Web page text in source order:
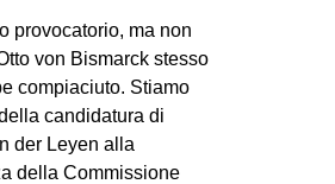
MOBILITAZIONI
SPAZI
POPOLARE
MOVIMENTI
provocatorio, ma non
von Bismarck stesso
compiaciuto. Stiamo
candidatura di
der Leyen alla
della Commissione